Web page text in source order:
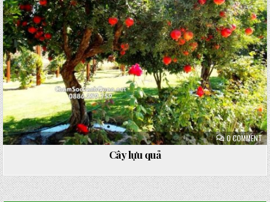
0 COMMENTON
Cây lựu quả